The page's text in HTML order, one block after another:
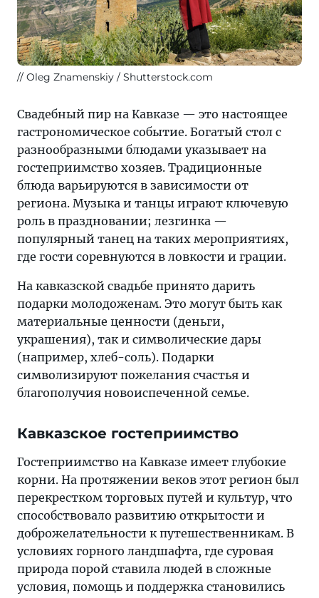
Oleg Znamenskiy / Shutterstock.com
Свадебный пир на Кавказе — это настоящее
гастрономическое событие. Богатый стол с
разнообразными блюдами указывает на
гостеприимство хозяев. Традиционные
блюда варьируются в зависимости от
региона. Музыка и танцы играют ключевую
роль в праздновании; лезгинка —
популярный танец на таких мероприятиях,
где гости соревнуются в ловкости и грации.
На кавказской свадьбе принято дарить
подарки молодоженам. Это могут быть как
материальные ценности (деньги,
украшения), так и символические дары
(например, хлеб-соль). Подарки
символизируют пожелания счастья и
благополучия новоиспеченной семье.
Кавказское гостеприимство
Гостеприимство на Кавказе имеет глубокие
корни. На протяжении веков этот регион был
перекрестком торговых путей и культур, что
способствовало развитию открытости и
доброжелательности к путешественникам. В
условиях горного ландшафта, где суровая
природа порой ставила людей в сложные
условия, помощь и поддержка становились